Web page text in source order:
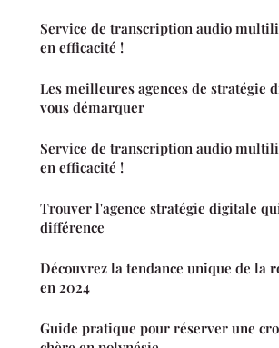
Service de transcription audio
en efficacité !
Les meilleures agences de stratégie
vous démarquer
Service de transcription audio
en efficacité !
Trouver l'agence stratégie digitale
différence
Découvrez la tendance unique de la
en 2024
Guide pratique pour réserver une